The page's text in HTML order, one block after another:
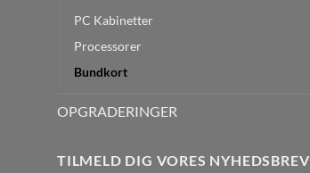
PC Kabinetter
Processorer
Bundkort
OPGRADERINGER
TILMELD DIG VORES NYHEDSBREV